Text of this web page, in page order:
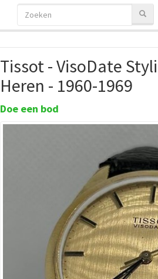
Tissot - VisoDate
Heren - 1960-1969
Doe een bod